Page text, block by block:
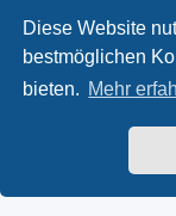
Diese Website
bestmöglichen
bieten. Mehr